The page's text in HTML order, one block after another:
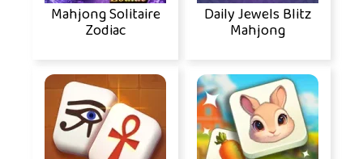
Mahjong Solitaire
Zodiac
Daily Jewels Blitz
Mahjong